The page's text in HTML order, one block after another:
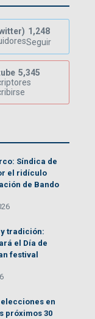
1,248
Seguir
5,345
Síndica de
el ridículo
de Bando
tradición:
el Día de
festival
en
próximos 30